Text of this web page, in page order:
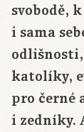
svobodě,
i sama
katolíky,
pro černé
i zedníky.